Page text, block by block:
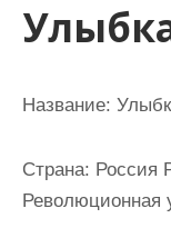
Название:
Страна: Россия
Революционная